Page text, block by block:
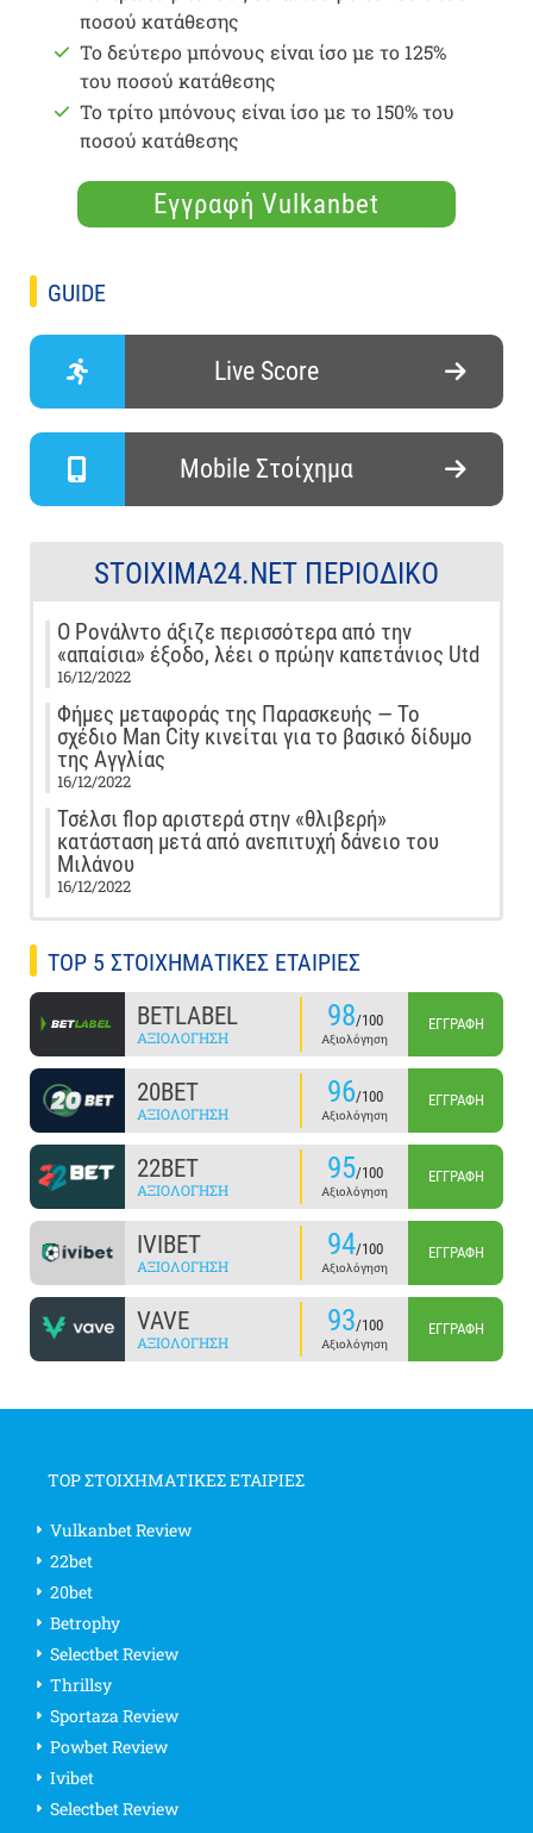
ποσού κατάθεσης
Το δεύτερο μπόνους είναι ίσο με το 125%
του ποσού κατάθεσης
Το τρίτο μπόνους είναι ίσο με το 150% του
ποσού κατάθεσης
Εγγραφή Vulkanbet
GUIDE
Live Score
Mobile Στοίχημα
STOIXIMA24.NET ΠΕΡΙΟΔΙΚΌ
Ο Ρονάλντο άξιζε περισσότερα από την
«απαίσια» έξοδο, λέει ο πρώην καπετάνιος Utd
16/12/2022
Φήμες μεταφοράς της Παρασκευής — Το
σχέδιο Man City κινείται για το βασικό δίδυμο
της Αγγλίας
16/12/2022
Τσέλσι flop αριστερά στην «θλιβερή»
κατάσταση μετά από ανεπιτυχή δάνειο του
Μιλάνου
16/12/2022
TOP 5 ΣΤΟΙΧΗΜΑΤΙΚΕΣ ΕΤΑΙΡΙΕΣ
BETLABEL
ΑΞΙΟΛΌΓΗΣΗ
98/100
Αξιολόγηση
ΕΓΓΡΑΦΉ
20BET
ΑΞΙΟΛΌΓΗΣΗ
96/100
Αξιολόγηση
ΕΓΓΡΑΦΉ
22BET
ΑΞΙΟΛΌΓΗΣΗ
95/100
Αξιολόγηση
ΕΓΓΡΑΦΉ
IVIBET
ΑΞΙΟΛΌΓΗΣΗ
94/100
Αξιολόγηση
ΕΓΓΡΑΦΉ
VAVE
ΑΞΙΟΛΌΓΗΣΗ
93/100
Αξιολόγηση
ΕΓΓΡΑΦΉ
TOP ΣΤΟΙΧΗΜΑΤΙΚΕΣ ΕΤΑΙΡΙΕΣ
Vulkanbet Review
22bet
20bet
Betrophy
Selectbet Review
Thrillsy
Sportaza Review
Powbet Review
Ivibet
Selectbet Review